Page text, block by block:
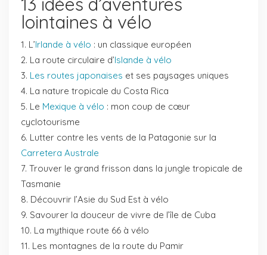
lointaines à vélo
L’Irlande à vélo : un classique européen
La route circulaire d’Islande à vélo
Les routes japonaises et ses paysages uniques
La nature tropicale du Costa Rica
Le Mexique à vélo : mon coup de cœur
cyclotourisme
Lutter contre les vents de la Patagonie sur la
Carretera Australe
Trouver le grand frisson dans la jungle tropicale de
Tasmanie
Découvrir l’Asie du Sud Est à vélo
Savourer la douceur de vivre de l’île de Cuba
La mythique route 66 à vélo
Les montagnes de la route du Pamir